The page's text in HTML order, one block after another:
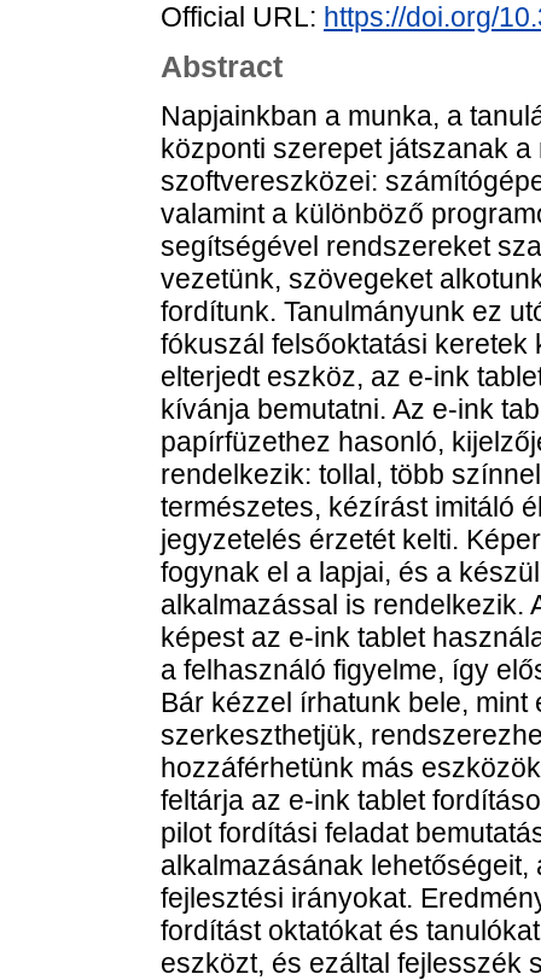
Official URL: https://doi.org/
Abstract
Napjainkban a munka, a
központi szerepet játszanak
szoftvereszközei:
valamint a különböző
segítségével rendszereket
vezetünk, szövegeket
fordítunk. Tanulmányunk ez
fókuszál felsőoktatási keretek
elterjedt eszköz, az e-ink
kívánja bemutatni. Az e-ink
papírfüzethez hasonló,
rendelkezik: tollal, több
természetes, kézírást imitáló
jegyzetelés érzetét kelti.
fogynak el a lapjai, és a
alkalmazással is rendelkezik.
képest az e-ink tablet
a felhasználó figyelme, így
Bár kézzel írhatunk bele,
szerkeszthetjük,
hozzáférhetünk más
feltárja az e-ink tablet
pilot fordítási feladat
alkalmazásának
fejlesztési irányokat.
fordítást oktatókat és
eszközt, és ezáltal fejlesszék